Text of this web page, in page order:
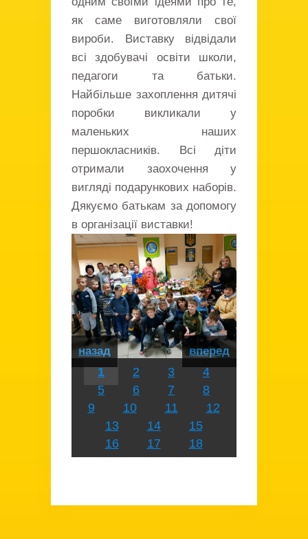
як саме виготовляли свої
вироби. Виставку відвідали
всі здобувачі освіти школи,
педагоги та батьки.
Найбільше захоплення дитячі
поробки викликали у
маленьких наших
першокласників. Всі діти
отримали заохочення у
вигляді подарункових наборів.
Дякуємо батькам за допомогу
в організації виставки!
назад вперед
1 2 3
4
5
6 7
8
9
10 11
12
13
14
15
16
17 18